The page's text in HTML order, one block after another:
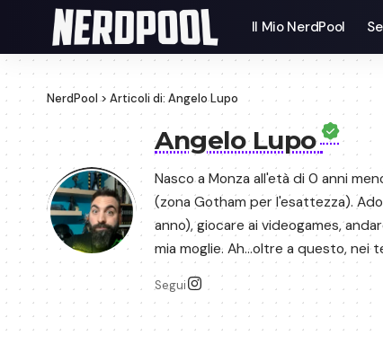
Il Mio NerdPool
NerdPool> Articoli di: Angelo Lupo
Angelo Lupo
Nasco a Monza all'età di 0 anni
(zona Gotham per l'esattezza).
anno), giocare ai videogames,
mia moglie. Ah...oltre a questo, nei
Segui